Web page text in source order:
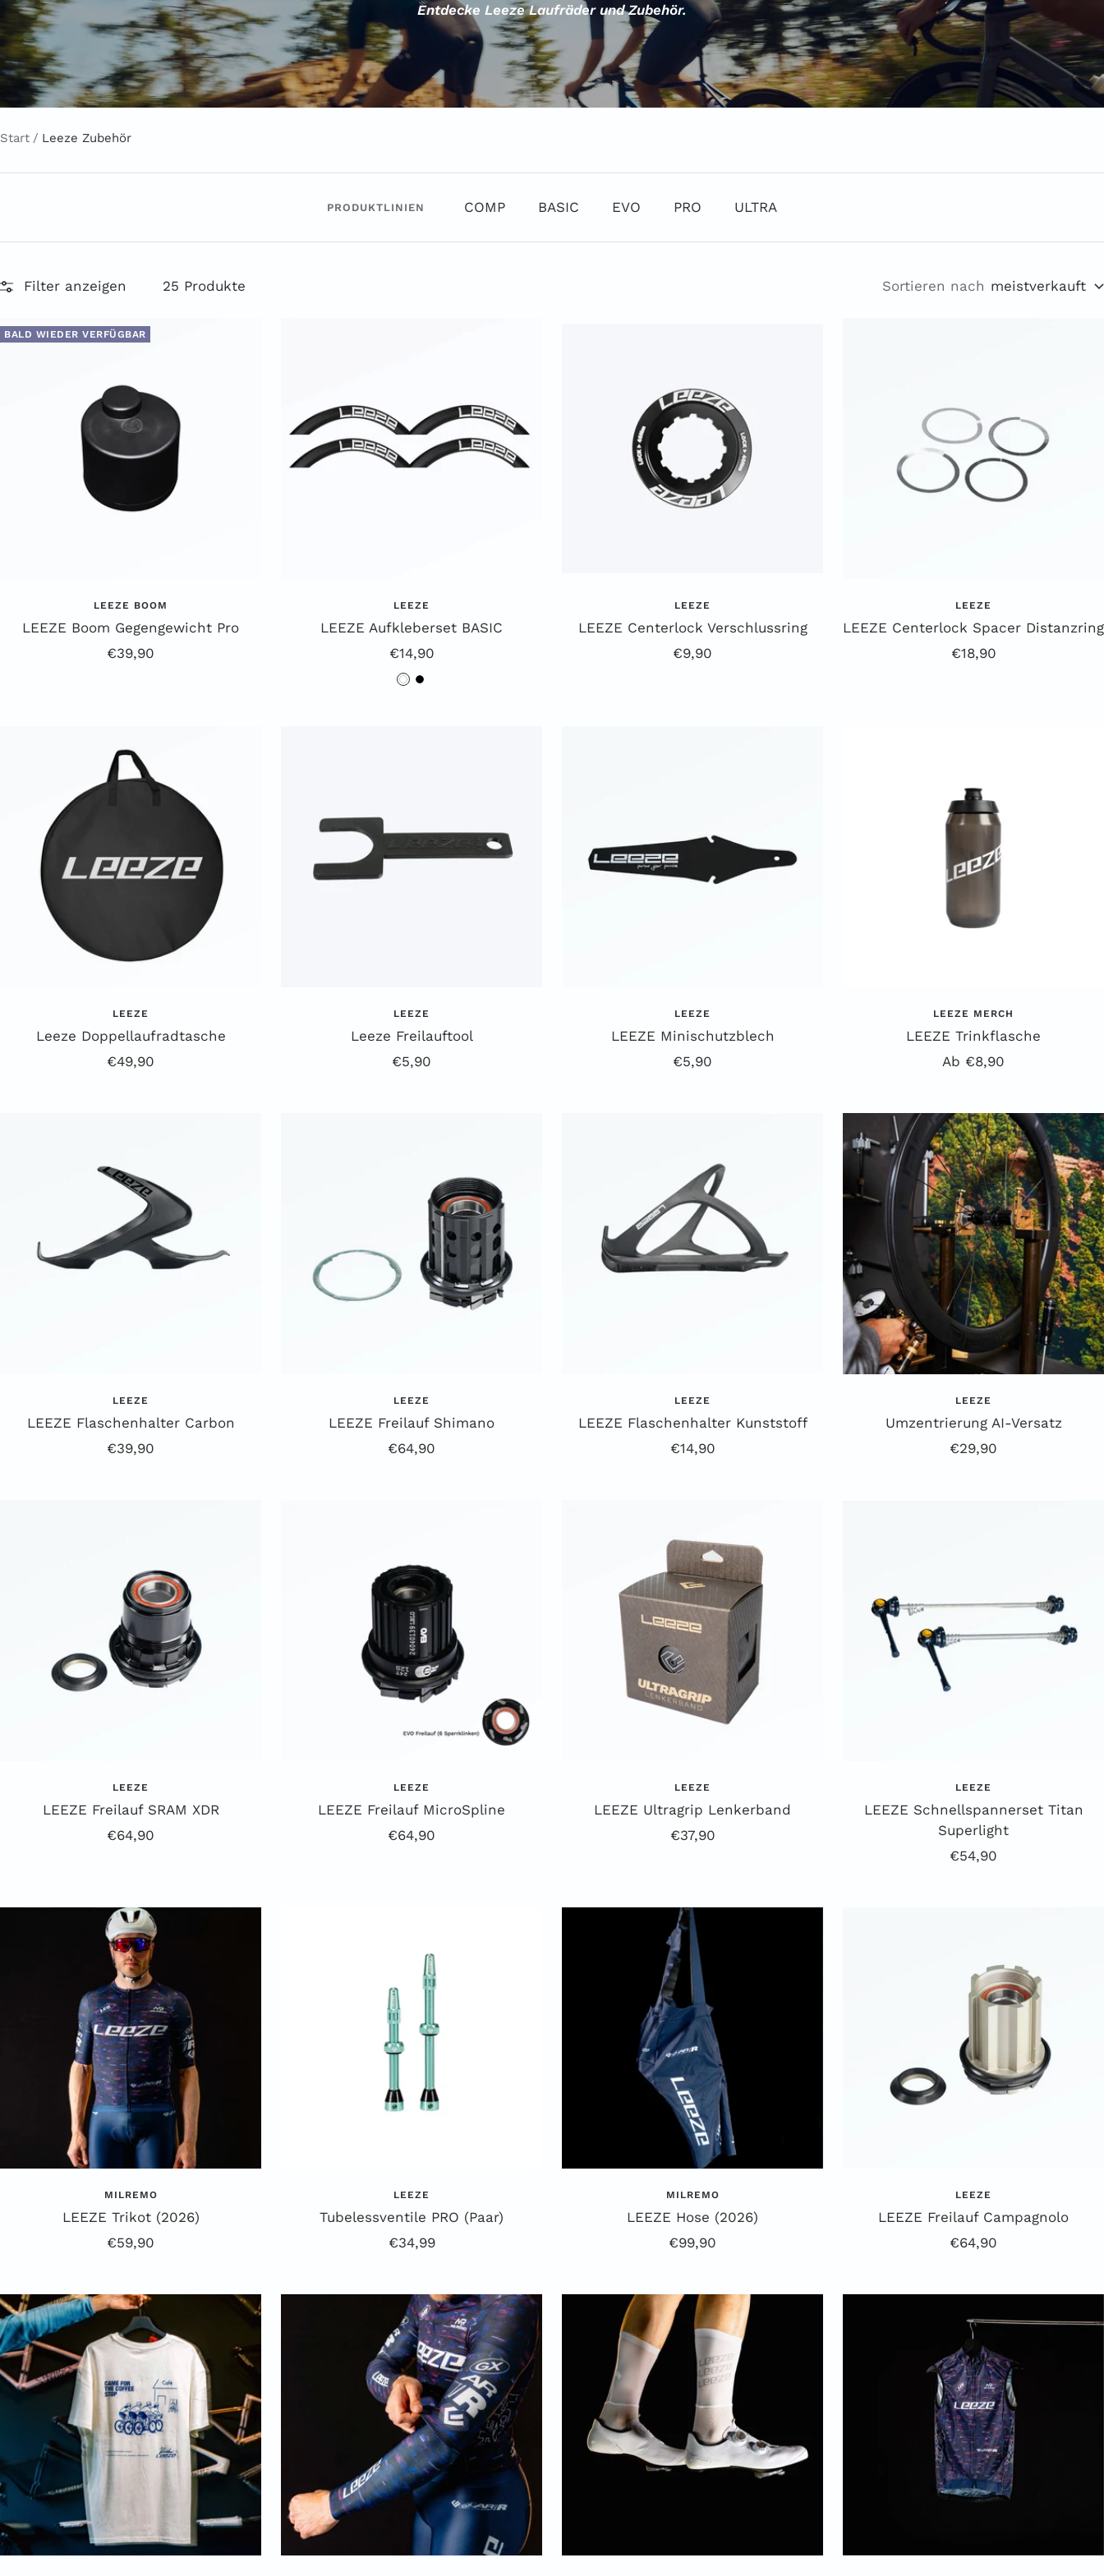
Entdecke Leeze Laufräder und Zubehör.
Start Leeze Zubehör
PRODUKTLINIEN COMP BASIC EVO PRO ULTRA
Filter anzeigen 25 Produkte Sortieren nach meistverkauft
BALD WIEDER VERFÜGBAR
LEEZE BOOM
LEEZE Boom Gegengewicht Pro
Angebotspreis
€39,90
LEEZE
LEEZE Aufkleberset BASIC
Angebotspreis
€14,90
w s
z
LEEZE
LEEZE Centerlock Verschlussring
Angebotspreis
€9,90
LEEZE
LEEZE Centerlock Spacer Distanzring
Angebotspreis
€18,90
LEEZE
Leeze Doppellaufradtasche
Angebotspreis
€49,90
LEEZE
Leeze Freilauftool
Angebotspreis
€5,90
LEEZE
LEEZE Minischutzblech
Angebotspreis
€5,90
LEEZE MERCH
LEEZE Trinkflasche
Angebotspreis
Ab €8,90
LEEZE
LEEZE Flaschenhalter Carbon
Angebotspreis
€39,90
LEEZE
LEEZE Freilauf Shimano
Angebotspreis
€64,90
LEEZE
LEEZE Flaschenhalter Kunststoff
Angebotspreis
€14,90
LEEZE
Umzentrierung AI-Versatz
Angebotspreis
€29,90
LEEZE
LEEZE Freilauf SRAM XDR
Angebotspreis
€64,90
LEEZE
LEEZE Freilauf MicroSpline
Angebotspreis
€64,90
LEEZE
LEEZE Ultragrip Lenkerband
Angebotspreis
€37,90
LEEZE
LEEZE Schnellspannerset Titan
Superlight
Angebotspreis
€54,90
MILREMO
LEEZE Trikot (2026)
Angebotspreis
€59,90
LEEZE
Tubelessventile PRO (Paar)
Angebotspreis
€34,99
MILREMO
LEEZE Hose (2026)
Angebotspreis
€99,90
LEEZE
LEEZE Freilauf Campagnolo
Angebotspreis
€64,90